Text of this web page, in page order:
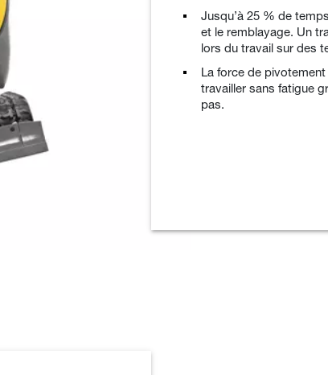
Jusqu’à 25 % de
et le remblayage. Un
lors du travail sur des
La force de
travailler sans fatigue
pas.